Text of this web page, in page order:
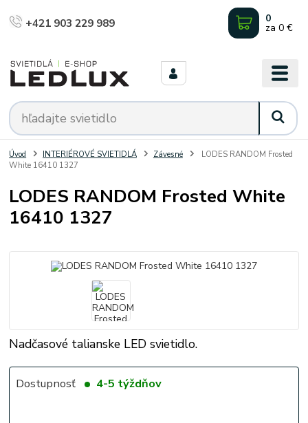
+421 903 229 989 0
za 0 €
Úvod INTERIÉROVÉ SVIETIDLÁ Závesné
LODES RANDOM Frosted
White 16410 1327
LODES RANDOM Frosted White
16410 1327
Nadčasové talianske LED svietidlo.
Dostupnosť 4-5 týždňov